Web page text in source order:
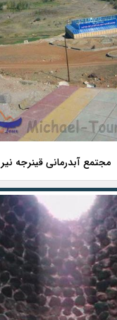
مجتمع آبدرمانی قینرجه نیر